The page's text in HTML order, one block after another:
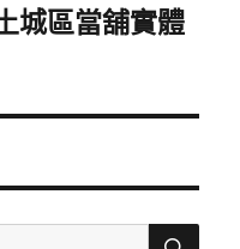
城區當舖實體
搜